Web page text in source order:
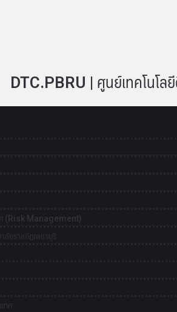
DTC.PBRU | ศูนย์เทคโนโล
ทศ (Risk Management)
ลัยราชภัฏเพชรบุรี
ทศ